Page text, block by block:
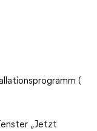
(
„Jetzt